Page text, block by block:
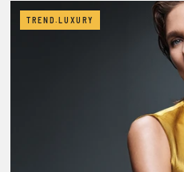
TREND.LUXURY